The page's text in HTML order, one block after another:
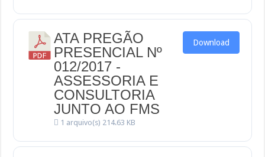
ATA PREGÃO
PRESENCIAL Nº
012/2017 -
ASSESSORIA E
CONSULTORIA
JUNTO AO FMS
1 arquivo(s) 214.63 KB
Download